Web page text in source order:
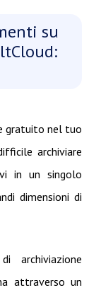
su
gratuito nel tuo
archiviare
in un singolo
dimensioni di
attraverso un